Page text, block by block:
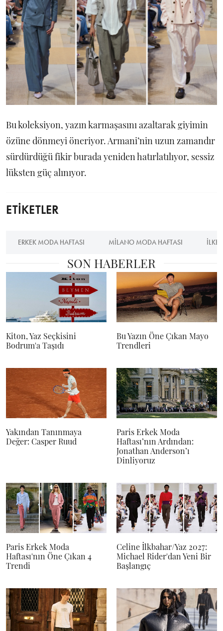
Bu koleksiyon, yazın karmaşasını azaltarak giyimin
özüne dönmeyi öneriyor. Armani’nin uzun zamandır
sürdürdüğü fikir burada yeniden hatırlatılıyor, sessiz
lüksten güç alınıyor.
ETİKETLER
ERKEK MODA HAFTASI MILANO MODA HAFTASI
SON HABERLER
Kiton, Yaz Seçkisini
Bodrum'a Taşıdı
Bu Yazın Öne Çıkan Mayo
Trendleri
Yakından Tanınmaya
Değer: Casper Ruud
Paris Erkek Moda
Haftası’nın Ardından:
Jonathan Anderson’ı
Dinliyoruz
Paris Erkek Moda
Haftası'nın Öne Çıkan 4
Trendi
Celine İlkbahar/Yaz 2027:
Michael Rider'dan Yeni Bir
Başlangıç